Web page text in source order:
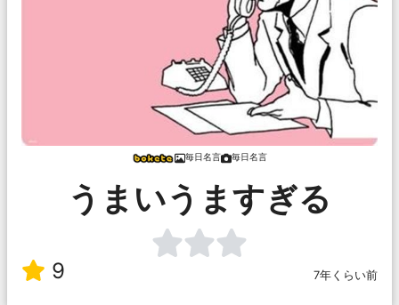
毎日名言 毎日名言
うまいうますぎる
9 7年くらい前